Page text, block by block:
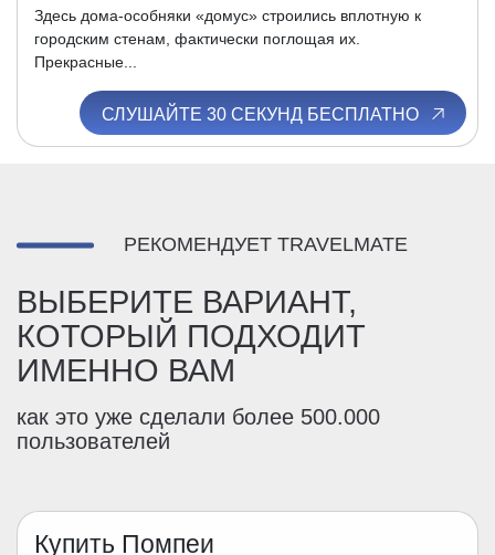
Здесь дома-особняки «домус» строились вплотную к
городским стенам, фактически поглощая их.
Прекрасные...
СЛУШАЙТЕ 30 СЕКУНД БЕСПЛАТНО
РЕКОМЕНДУЕТ TRAVELMATE
ВЫБЕРИТЕ ВАРИАНТ,
КОТОРЫЙ ПОДХОДИТ
ИМЕННО ВАМ
как это уже сделали более 500.000
пользователей
Купить Помпеи